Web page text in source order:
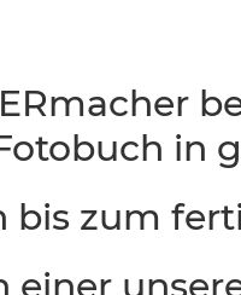
in
bis zum
einer